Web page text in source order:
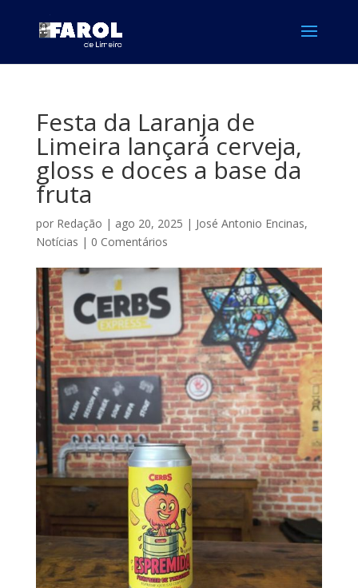
Festa da Laranja de
Limeira lançará cerveja,
gloss e doces a base da
fruta
por Redação | ago 20, 2025 | José Antonio Encinas,
Notícias | 0 Comentários